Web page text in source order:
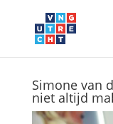
Simone van
niet altijd